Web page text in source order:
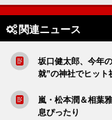
関連ニュース
坂口健太郎、今年
就”の神社でヒット
嵐・松本潤＆相葉
息ぴったり